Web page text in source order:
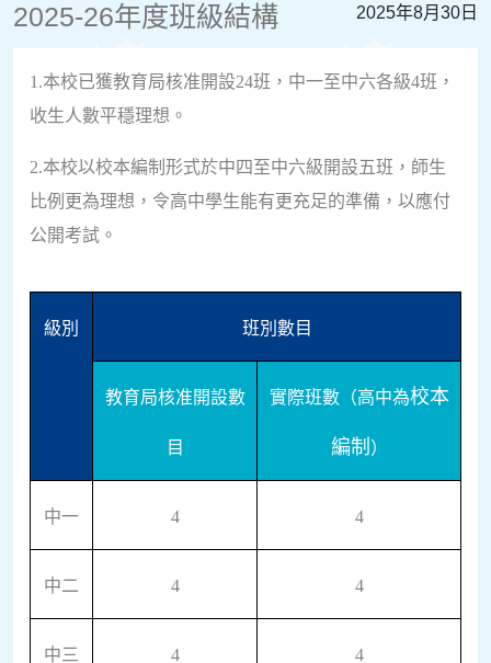
2025-26年度班級結構 2025年8月30日
1.本校已獲教育局核准開設24班，中一至中六各級4班，
收生人數平穩理想。
2.本校以校本編制形式於中四至中六級開設五班，師生
比例更為理想，令高中學生能有更充足的準備，以應付
公開考試。
級別 班別數目
教育局核准開設數
目
實際班數（高中為校本
編制 ）
中一 4 4
中二 4 4
中三 4 4